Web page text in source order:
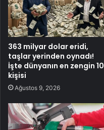
363 milyar dolar eridi,
taşlar yerinden oynadı!
İşte dünyanın en zengin 10
kişisi
Ağustos 9, 2026